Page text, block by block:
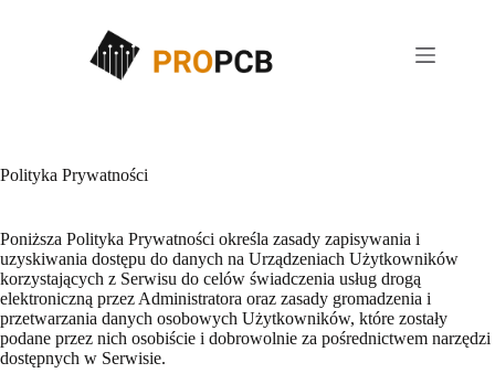
Polityka Prywatności
Poniższa Polityka Prywatności określa zasady zapisywania i
uzyskiwania dostępu do danych na Urządzeniach Użytkowników
korzystających z Serwisu do celów świadczenia usług drogą
elektroniczną przez Administratora oraz zasady gromadzenia i
przetwarzania danych osobowych Użytkowników, które zostały
podane przez nich osobiście i dobrowolnie za pośrednictwem narzędzi
dostępnych w Serwisie.